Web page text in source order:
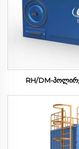
RH/DM-